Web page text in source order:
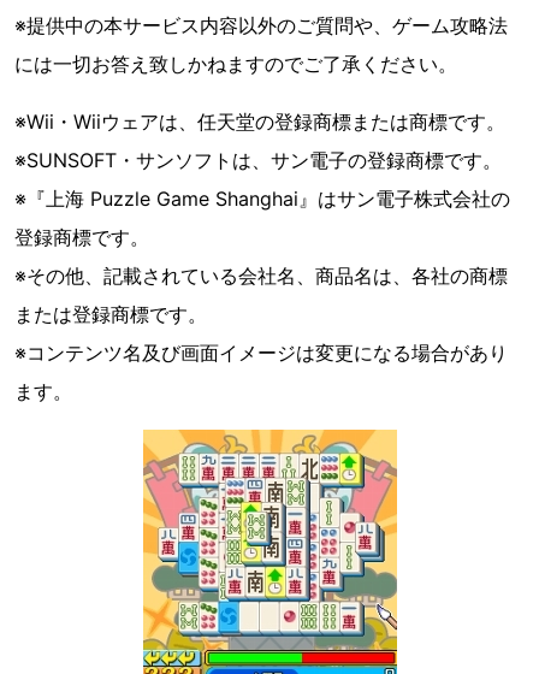
※提供中の本サービス内容以外のご質問や、ゲーム攻略法
には一切お答え致しかねますのでご了承ください。
※Wii・Wiiウェアは、任天堂の登録商標または商標です。
※SUNSOFT・サンソフトは、サン電子の登録商標です。
※『上海 Puzzle Game Shanghai』はサン電子株式会社の
登録商標です。
※その他、記載されている会社名、商品名は、各社の商標
または登録商標です。
※コンテンツ名及び画面イメージは変更になる場合があり
ます。